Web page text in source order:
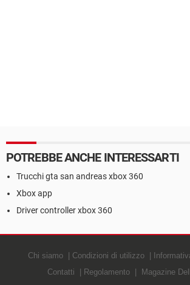
POTREBBE ANCHE INTERESSARTI
Trucchi gta san andreas xbox 360
Xbox app
Driver controller xbox 360
Chi siamo Condizioni di utilizzo
Contatti
Regolamento
Magazine